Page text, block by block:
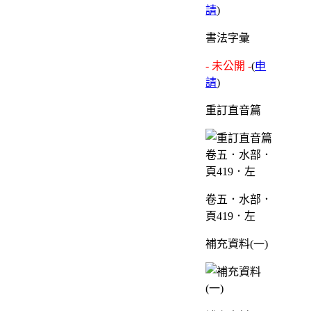
請)
書法字彙
- 未公開 -(申
請)
重訂直音篇
卷五．水部．
頁419．左
補充資料(一)